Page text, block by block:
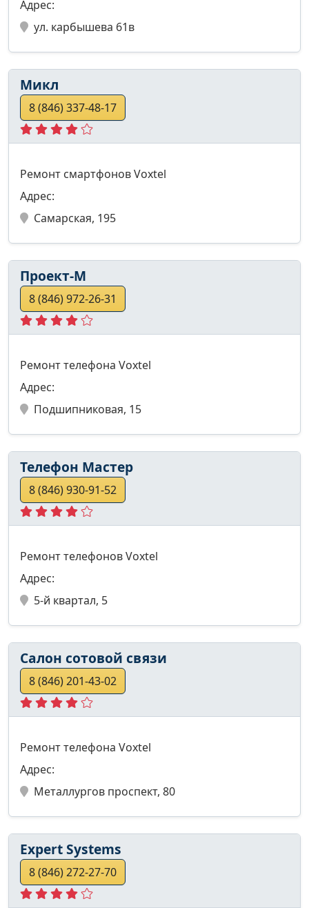
Адрес:
ул. карбышева 61в
Микл
8 (846) 337-48-17
Ремонт смартфонов Voxtel
Адрес:
Самарская, 195
Проект-М
8 (846) 972-26-31
Ремонт телефона Voxtel
Адрес:
Подшипниковая, 15
Телефон Мастер
8 (846) 930-91-52
Ремонт телефонов Voxtel
Адрес:
5-й квартал, 5
Салон сотовой связи
8 (846) 201-43-02
Ремонт телефона Voxtel
Адрес:
Металлургов проспект, 80
Expert Systems
8 (846) 272-27-70